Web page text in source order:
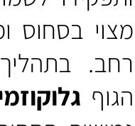
מצוי בסחוס
רחב.
הגוף